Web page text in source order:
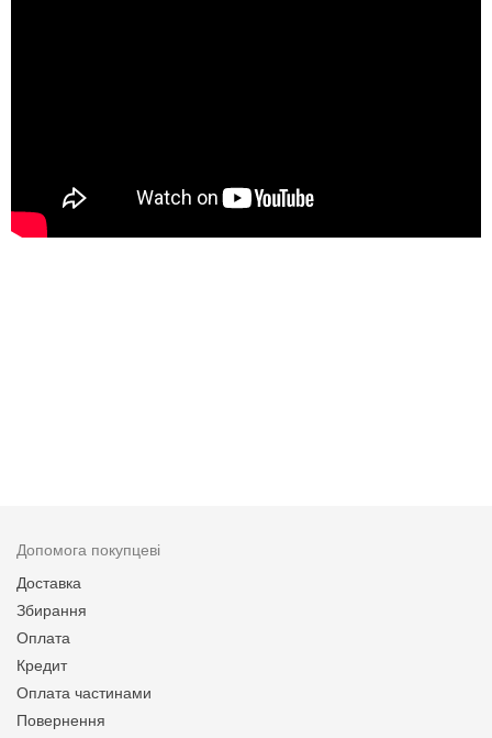
Допомога покупцеві
Доставка
Збирання
Оплата
Кредит
Оплата частинами
Повернення